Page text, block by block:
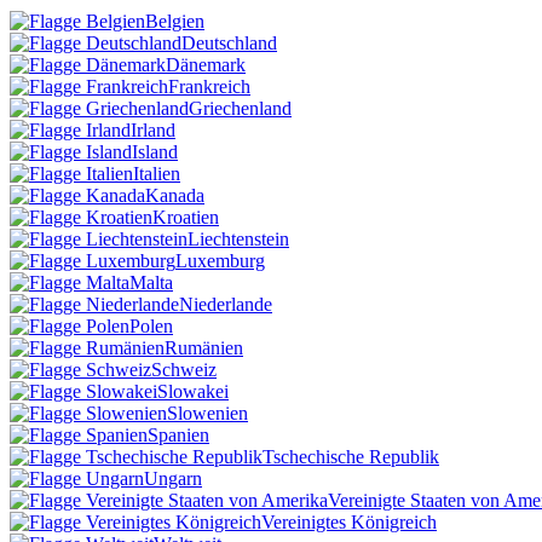
Belgien
Deutschland
Dänemark
Frankreich
Griechenland
Irland
Island
Italien
Kanada
Kroatien
Liechtenstein
Luxemburg
Malta
Niederlande
Polen
Rumänien
Schweiz
Slowakei
Slowenien
Spanien
Tschechische Republik
Ungarn
Vereinigte Staaten von
Vereinigtes Königreich